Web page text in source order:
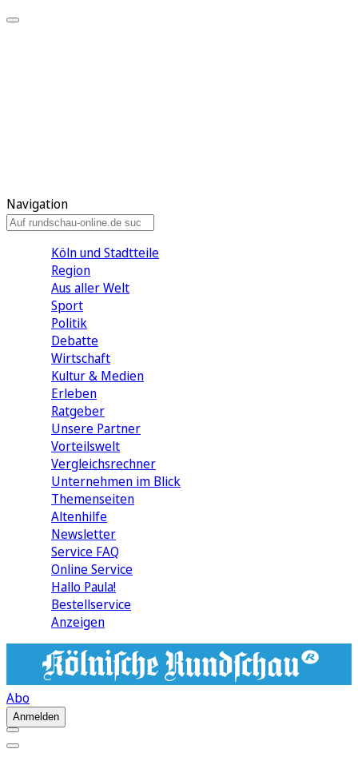
Navigation
Köln und Stadtteile
Region
Aus aller Welt
Sport
Politik
Debatte
Wirtschaft
Kultur & Medien
Erleben
Ratgeber
Unsere Partner
Vorteilswelt
Vergleichsrechner
Unternehmen im Blick
Themenseiten
Altenhilfe
Newsletter
Service FAQ
Online Service
Hallo Paula!
Bestellservice
Anzeigen
Abo
Anmelden